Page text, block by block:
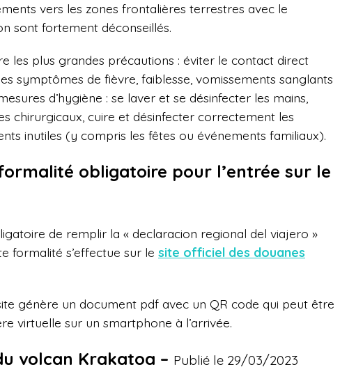
vers les zones frontalières terrestres avec le
sont fortement déconseillés.
les plus grandes précautions : éviter le contact direct
symptômes de fièvre, faiblesse, vomissements sanglants
d’hygiène : se laver et se désinfecter les mains,
chirurgicaux, cuire et désinfecter correctement les
inutiles (y compris les fêtes ou événements familiaux).
obligatoire pour l’entrée sur le
de remplir la « declaracion regional del viajero »
formalité s’effectue sur le site officiel des douanes
génère un document pdf avec un QR code qui peut être
virtuelle sur un smartphone à l’arrivée.
volcan Krakatoa – Publié le 29/03/2023